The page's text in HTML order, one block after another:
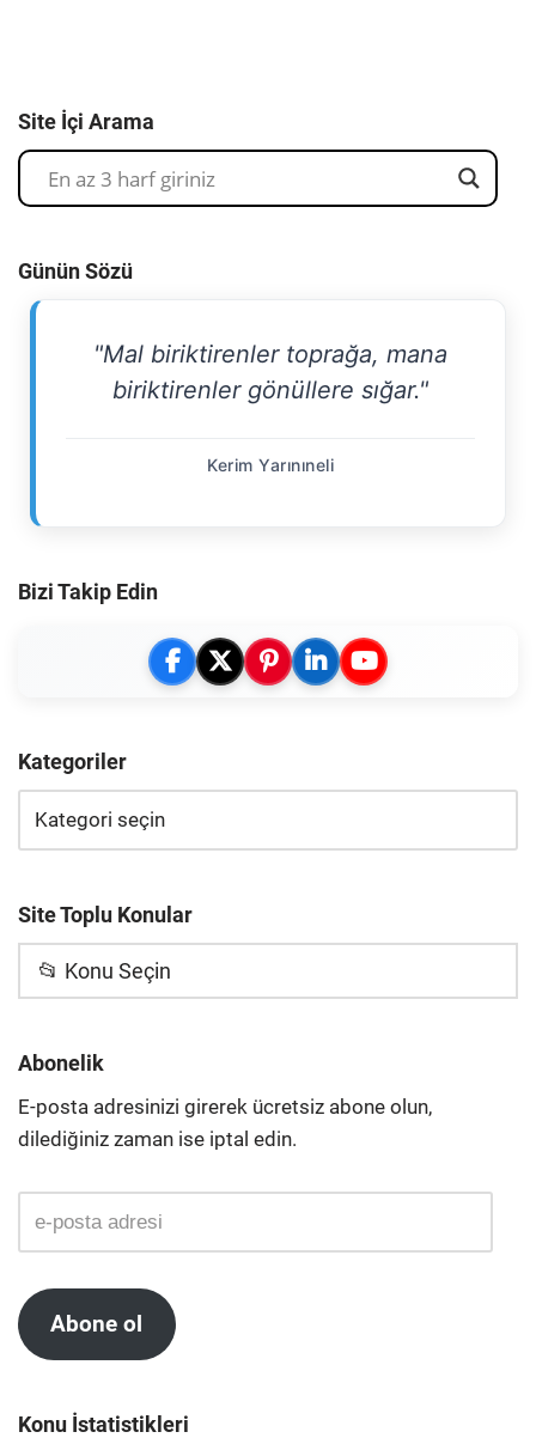
Site İçi Arama
Günün Sözü
"Mal biriktirenler toprağa, mana
biriktirenler gönüllere sığar."
Kerim Yarınıneli
Bizi Takip Edin
Kategoriler
Site Toplu Konular
📂 Konu Seçin
Abonelik
E-posta adresinizi girerek ücretsiz abone olun,
dilediğiniz zaman ise iptal edin.
Abone ol
Konu İstatistikleri